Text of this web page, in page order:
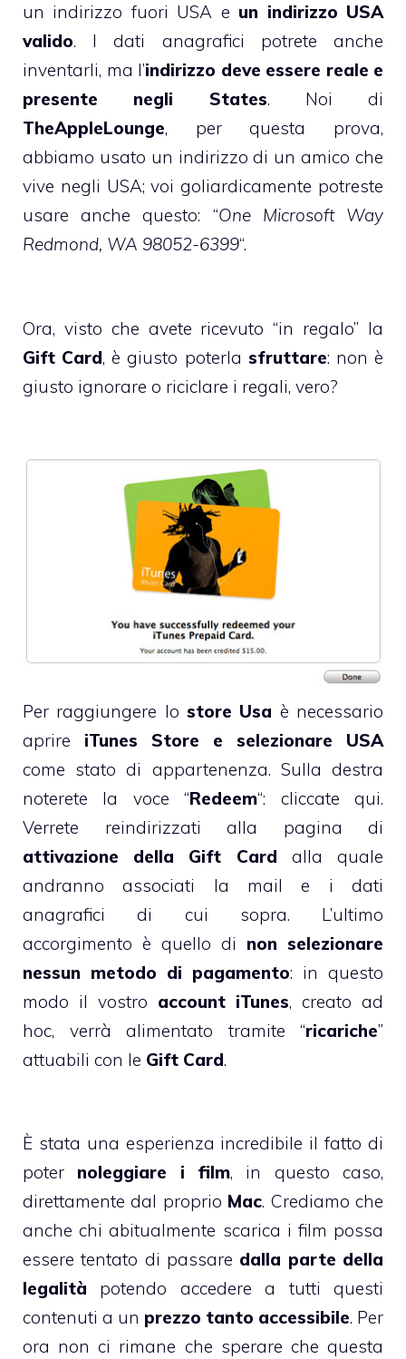
un indirizzo fuori USA e un indirizzo USA
valido. I dati anagrafici potrete anche
inventarli, ma l’indirizzo deve essere reale e
presente negli States. Noi di
TheAppleLounge, per questa prova,
abbiamo usato un indirizzo di un amico che
vive negli USA; voi goliardicamente potreste
usare anche questo: “One Microsoft Way
Redmond, WA 98052-6399“.
Ora, visto che avete ricevuto “in regalo” la
Gift Card, è giusto poterla sfruttare: non è
giusto ignorare o riciclare i regali, vero?
Per raggiungere lo store Usa è necessario
aprire iTunes Store e selezionare USA
come stato di appartenenza. Sulla destra
noterete la voce “Redeem“: cliccate qui.
Verrete reindirizzati alla pagina di
attivazione della Gift Card alla quale
andranno associati la mail e i dati
anagrafici di cui sopra. L’ultimo
accorgimento è quello di non selezionare
nessun metodo di pagamento: in questo
modo il vostro account iTunes, creato ad
hoc, verrà alimentato tramite “ricariche”
attuabili con le Gift Card.
È stata una esperienza incredibile il fatto di
poter noleggiare i film, in questo caso,
direttamente dal proprio Mac. Crediamo che
anche chi abitualmente scarica i film possa
essere tentato di passare dalla parte della
legalità potendo accedere a tutti questi
contenuti a un prezzo tanto accessibile. Per
ora non ci rimane che sperare che questa